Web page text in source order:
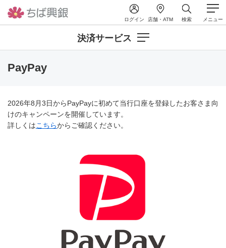
ログイン 店舗・ATM 検索 メニュー
PayPay
2026年8月3日からPayPayに初めて当行口座を登録したお客さま向
けのキャンペーンを開催しています。
詳しくはこちらからご確認ください。
決済サービス